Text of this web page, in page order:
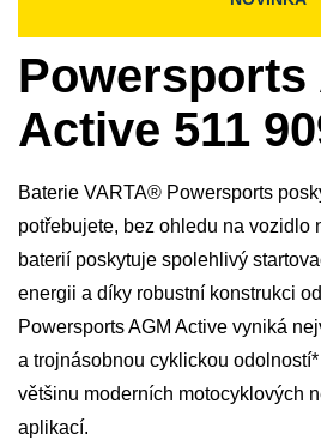
Powersports
Active 511
Baterie VARTA® Powersports
potřebujete, bez ohledu na vozidlo
baterií poskytuje spolehlivý
energii a díky robustní konstrukci
Powersports AGM Active vyniká
a trojnásobnou cyklickou
většinu moderních motocyklových
aplikací.